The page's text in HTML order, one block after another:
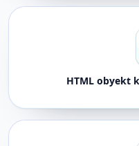
HTML obyekt